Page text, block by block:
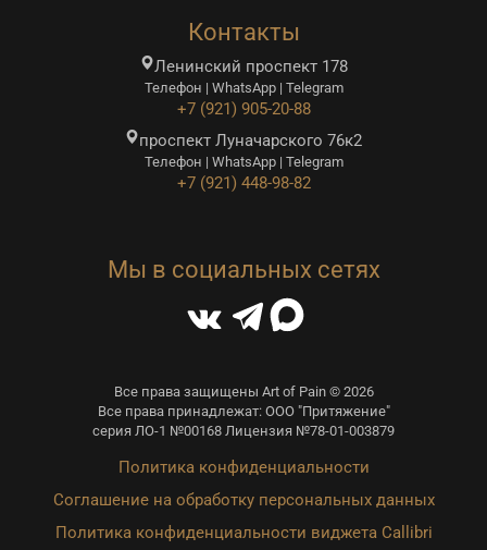
Контакты
Ленинский проспект 178
Телефон | WhatsApp | Telegram
+7 (921) 905-20-88
проспект Луначарского 76к2
Телефон | WhatsApp | Telegram
+7 (921) 448-98-82
Мы в социальных сетях
Все права защищены Art of Pain © 2026
Все права принадлежат: ООО "Притяжение"
серия ЛО-1 №00168 Лицензия №78-01-003879
Политика конфиденциальности
Соглашение на обработку персональных данных
Политика конфиденциальности виджета Callibri